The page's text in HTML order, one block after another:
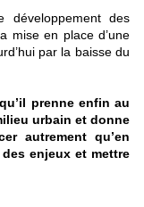
des
mise en place d’une
par la baisse du
prenne enfin au
urbain et donne
autrement qu’en
enjeux et mettre